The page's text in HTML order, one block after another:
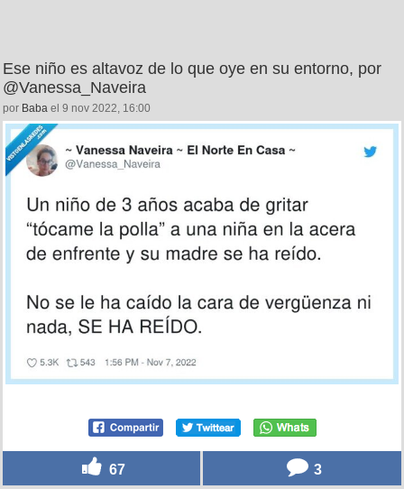
Ese niño es altavoz de lo que oye en su entorno, por
@Vanessa_Naveira
por Baba el 9 nov 2022, 16:00
67 3